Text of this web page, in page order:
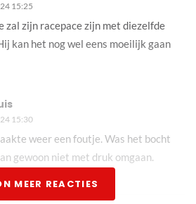
15:25
zal zijn racepace zijn met diezelfde
kan het nog wel eens moeilijk gaan
15:30
weer een foutje. Was het bocht
gewoon niet met druk omgaan.
MEER REACTIES